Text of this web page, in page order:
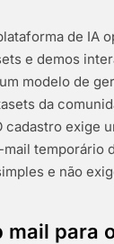
de IA
e demos
modelo de
da
exige
temporário
e não
mail para